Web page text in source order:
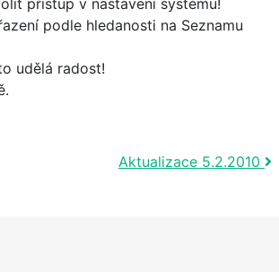
přístup v nastavení systému!
podle hledanosti na Seznamu
udělá radost!
Aktualizace 5.2.2010